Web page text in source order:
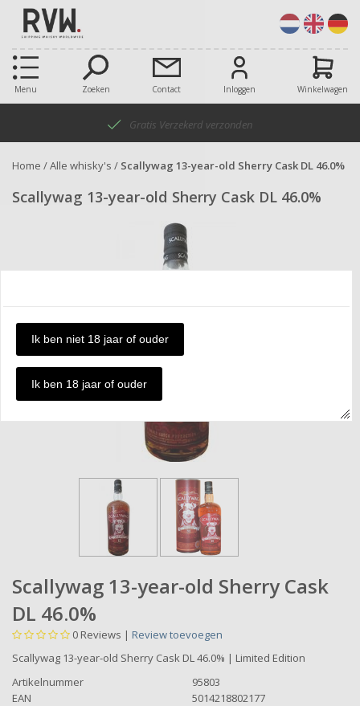
Menu Zoeken Contact Inloggen Winkelwagen
Gratis Verzekerd verzonden
Home /Alle whisky's / Scallywag 13-year-old Sherry Cask DL 46.0%
Scallywag 13-year-old Sherry Cask DL 46.0%
Scallywag 13-year-old Sherry Cask
DL 46.0%
0 Reviews | Review toevoegen
Scallywag 13-year-old Sherry Cask DL 46.0% | Limited Edition
Artikelnummer
95803
EAN
5014218802177
Ik ben niet 18 jaar of ouder
Ik ben 18 jaar of ouder